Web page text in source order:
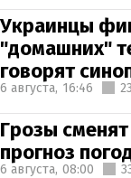
Украинцы
"домашних"
говорят
6 августа, 16:46
Грозы
прогноз
6 августа, 08:00